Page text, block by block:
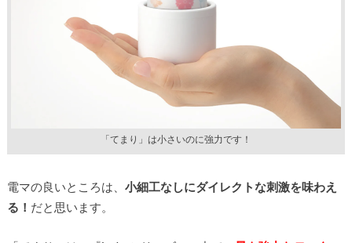
「てまり」は小さいのに強力です！
電マの良いところは、 小細工なしにダイレクトな刺激を味わえ
る！ だと思います。